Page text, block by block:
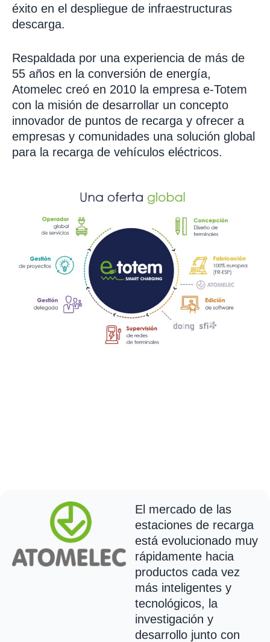
éxito en el despliegue de infraestructuras
descarga.
Respaldada por una experiencia de más de
55 años en la conversión de energía,
Atomelec creó en 2010 la empresa e-Totem
con la misión de desarrollar un concepto
innovador de puntos de recarga y ofrecer a
empresas y comunidades una solución global
para la recarga de vehículos eléctricos.
El mercado de las
estaciones de recarga
está evolucionado muy
rápidamente hacia
productos cada vez
más inteligentes y
tecnológicos, la
investigación y
desarrollo junto con